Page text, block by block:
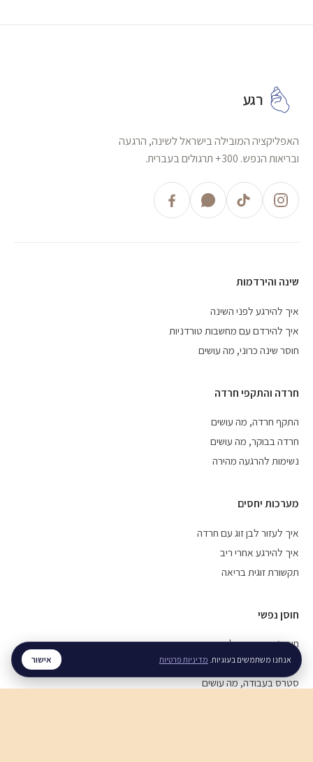
רגע
האפליקציה המובילה בישראל לשינה, הרגעה
ובריאות הנפש. 300+ תרגולים בעברית.
שינה והירדמות
איך להירגע לפני השינה
איך להירדם עם מחשבות טורדניות
חוסר שינה כרוני, מה עושים
חרדה והתקפי חרדה
התקף חרדה, מה עושים
חרדה בבוקר, מה עושים
נשימות להרגעה מהירה
מערכות יחסים
איך לעזור לבן זוג עם חרדה
איך להירגע אחרי ריב
תקשורת זוגית בריאה
חוסן נפשי
חוסן נפשי בזמן מלחמה
ויסות רגשי, איך מתרגלים
סטרס בעבודה, מה עושים
אנחנו משתמשים בעוגיות. מדיניות פרטיות אישור